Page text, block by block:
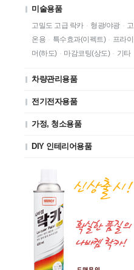
미술용품
고밀도 고급 락카 · 형광/야광 · 고
온용 · 특수효과(이펙트) · 프라이
머(하도) · 마감코팅(상도) · 기타
차량관리용품
전기전자용품
가정, 청소용품
DIY 인테리어용품